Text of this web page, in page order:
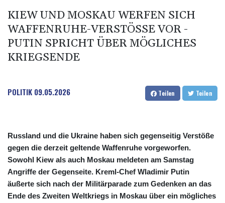
BZD 2.010921
CDF 2262.50392
CHF 0.80802
CNH 6.743285
COP 3157.16
CUP 26.5
DJF 177.720393
DKK 6.46804
DOP 58.250393
DZD 132.93304
KIEW UND MOSKAU WERFEN SICH
WAFFENRUHE-VERSTÖSSE VOR - P
UTIN SPRICHT ÜBER MÖGLICHES K
RIEGSENDE
POLITIK 09.05.2026 Teilen Teilen
Russland und die Ukraine haben sich gegenseitig Verstöße
gegen die derzeit geltende Waffenruhe vorgeworfen.
Sowohl Kiew als auch Moskau meldeten am Samstag
Angriffe der Gegenseite. Kreml-Chef Wladimir Putin
äußerte sich nach der Militärparade zum Gedenken an das
Ende des Zweiten Weltkriegs in Moskau über ein mögliches